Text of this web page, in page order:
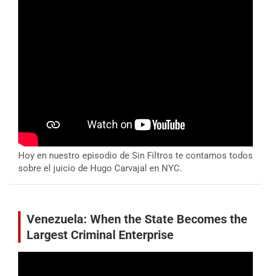
Hoy en nuestro episodio de Sin Filtros te contamos todos
sobre el juicio de Hugo Carvajal en NYC.
Venezuela: When the State Becomes the
Largest Criminal Enterprise